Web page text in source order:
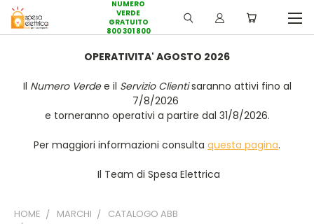
NUMERO
VERDE
GRATUITO
800 301 800
OPERATIVITA' AGOSTO 2026
Il Numero Verdee il Servizio Clientisaranno attivi fino al
7/8/2026
e torneranno operativi a partire dal 31/8/2026.
Per maggiori informazioni consulta questa pagina.
Il Team di Spesa Elettrica
HOME MARCHI
CATALOGO ABB